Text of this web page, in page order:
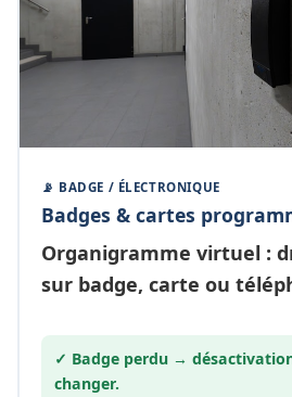
📡 BADGE / ÉLECTRONIQUE
Badges & cartes
Organigramme virtuel :
sur badge, carte ou
✓ Badge perdu →
changer.